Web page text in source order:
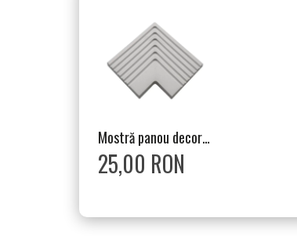
Mostră panou decorativ, interior, alb, 3D Navaro
25,00 RON